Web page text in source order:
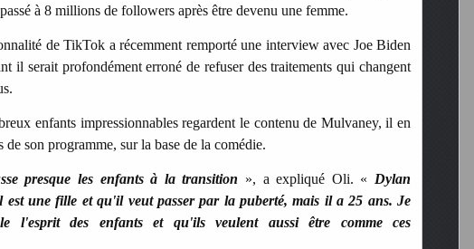
à 8 millions de followers après être devenu une femme.
de TikTok a récemment remporté une interview avec Joe Biden
il serait profondément erroné de refuser des traitements qui changent
enfants impressionnables regardent le contenu de Mulvaney, il en
son programme, sur la base de la comédie.
presque les enfants à la transition », a expliqué Oli. « Dylan
est une fille et qu'il veut passer par la puberté, mais il a 25 ans. Je
l'esprit des enfants et qu'ils veulent aussi être comme ces